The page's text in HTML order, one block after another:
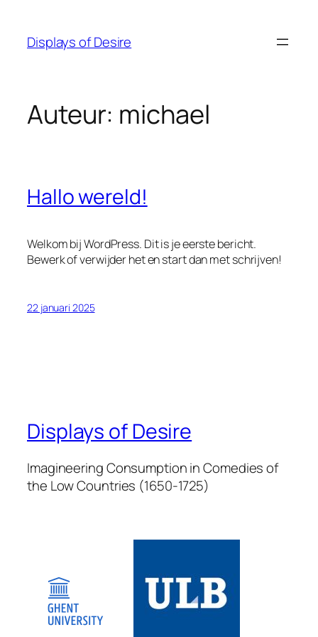
Displays of Desire
Auteur: michael
Hallo wereld!
Welkom bij WordPress. Dit is je eerste bericht.
Bewerk of verwijder het en start dan met schrijven!
22 januari 2025
Displays of Desire
Imagineering Consumption in Comedies of
the Low Countries (1650-1725)